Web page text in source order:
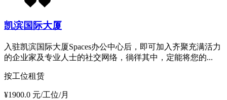
凯滨国际大厦
入驻凯滨国际大厦Spaces办公中心后，即可加入齐聚充满活力
的企业家及专业人士的社交网络，徜徉其中，定能将您的...
按工位租赁
¥1900.0 元/工位/月